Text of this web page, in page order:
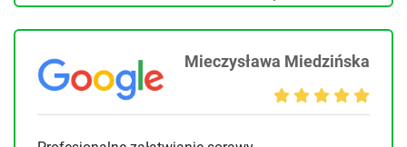
Mieczysława Miedzińska